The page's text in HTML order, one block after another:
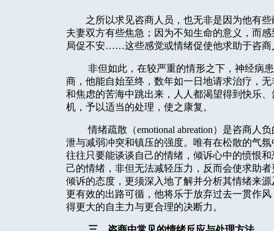
之所以求见咨商人员，也无非是因为他有
夫妻双方有些焦急；因为不知生命的意义，而
局促不安……这些感觉或情绪促使他求助于咨
非但如此，在较严重的情形之下，神经病
商，他能自始至终，数年如一日地请求治疗，
和焦虑的苦海中跳出来，人人都渴望得到快乐
机，予以适当的处理，使之康复。
情绪疏散（emotional abreation）是咨商人
泄与减弱冲突和镇压的强度。唯有在松散的气
往往只要能谈谈自己的情绪，倾诉心中的愤恨
己的情绪，非但无法减轻压力，反而会使求助
倾诉的态度，更须深入地了解并分析其情绪来
更有效的出路可循，他将乐于放弃过去一贯作
得更大的自主力与更合理的决断力。